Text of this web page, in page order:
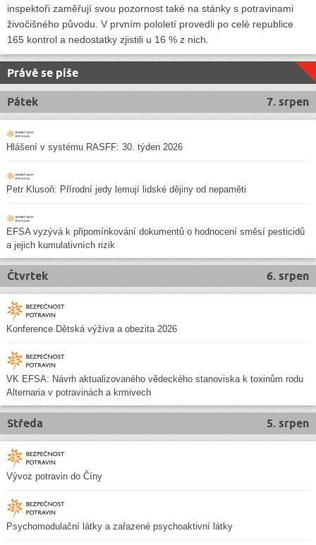
inspektoři zaměřují svou pozornost také na stánky s potravinami
živočišného původu. V prvním pololetí provedli po celé republice
165 kontrol a nedostatky zjistili u 16 % z nich.
Právě se píše
7. srpen
Pátek
Hlášení v systému RASFF: 30. týden 2026
Petr Klusoň: Přírodní jedy lemují lidské dějiny od nepaměti
EFSA vyzývá k připomínkování dokumentů o hodnocení směsí pesticidů
a jejich kumulativních rizik
6. srpen
Čtvrtek
Konference Dětská výživa a obezita 2026
VK EFSA: Návrh aktualizovaného vědeckého stanoviska k toxinům rodu
Alternaria v potravinách a krmivech
5. srpen
Středa
Vývoz potravin do Číny
Psychomodulační látky a zařazené psychoaktivní látky